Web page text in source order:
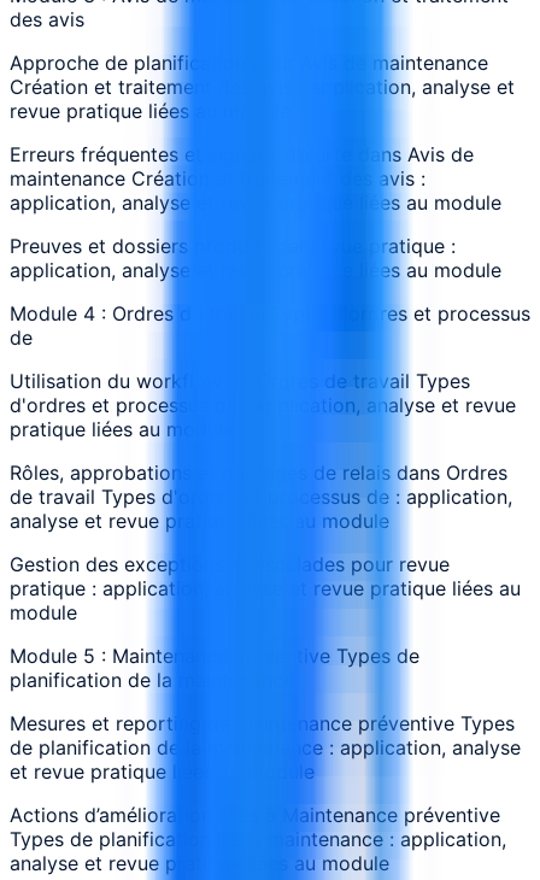
des avis
Approche de planification pour Avis de maintenance
Création et traitement des avis : application, analyse et
revue pratique liées au module
Erreurs fréquentes et signaux d’alerte dans Avis de
maintenance Création et traitement des avis :
application, analyse et revue pratique liées au module
Preuves et dossiers produits par revue pratique :
application, analyse et revue pratique liées au module
Module 4 : Ordres de travail Types d'ordres et processus
de
Utilisation du workflow de Ordres de travail Types
d'ordres et processus de : application, analyse et revue
pratique liées au module
Rôles, approbations et passages de relais dans Ordres
de travail Types d'ordres et processus de : application,
analyse et revue pratique liées au module
Gestion des exceptions et escalades pour revue
pratique : application, analyse et revue pratique liées au
module
Module 5 : Maintenance préventive Types de
planification de la maintenance
Mesures et reporting de Maintenance préventive Types
de planification de la maintenance : application, analyse
et revue pratique liées au module
Actions d’amélioration liées à Maintenance préventive
Types de planification de la maintenance : application,
analyse et revue pratique liées au module